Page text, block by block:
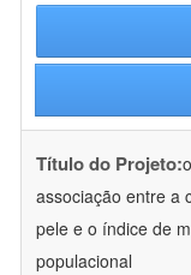
Título do Projeto:
associação entre a
pele e o índice de
populacional